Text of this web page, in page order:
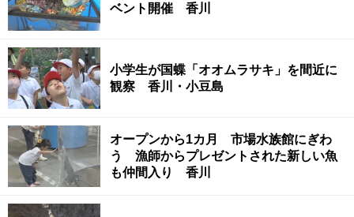
ベント開催 香川
小学生が国蝶「オオムラサキ」を間近に
観察 香川・小豆島
オープンから1カ月 市場水族館にぎわ
う 漁師からプレゼントされた新しい魚
も仲間入り 香川